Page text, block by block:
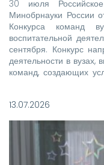
30 июля
Минобрнауки России
Конкурса команд
воспитательной
сентября. Конкурс
деятельности в вузах,
команд, создающих
реализуется при
13.07.2026